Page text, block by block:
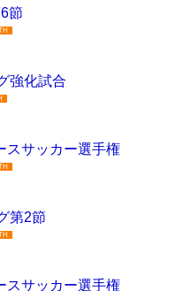
節
強化試合
スサッカー選手権
第2節
スサッカー選手権